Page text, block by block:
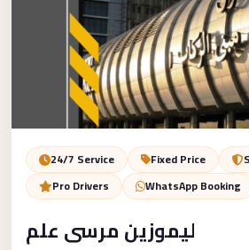
Contact Us
Book Now
24/7 Service Fixed Price
Pro Drivers
WhatsApp Booking
ليموزين مرسى علم
VIP
Limousine
Premium